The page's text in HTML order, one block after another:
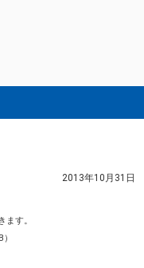
2013年10月31日
ます。